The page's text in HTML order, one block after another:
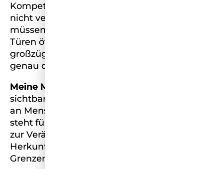
Kompetenzen zählen sollten. Dass Chancen
nicht verteilt, sondern ermöglicht werden
müssen. Deshalb appelliere ich an alle, die
Türen öffnen können, genau das zu tun –
großzügig, mutig und bewusst. Es sind oft
genau diese Chancen, die Leben verändern.
Meine Mission bei Miss Germany:
sichtbar machen, was möglich ist, wenn wir
an Menschen glauben. Meine Kandidatur
steht für mehr Bildungsdiversität, mehr Mut
zur Veränderung und eine Zukunft, in der
Herkunft, Werdegang oder Titel keine
Grenzen mehr setzen.